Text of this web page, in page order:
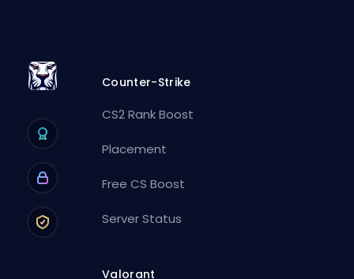
Counter-Strike
CS2 Rank Boost
Placement
Free CS Boost
Server Status
Valorant